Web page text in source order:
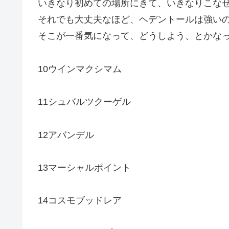
いきなり初めての場所にきて、いきなりこな
それでも大丈夫なほど、ヘデントールは強い
そこが一番気になって、どうしよう、とかな
10ウインマクシマム
11シュバルツクーゲル
12アバンデル
13マーシャルポイント
14コスモブッドレア